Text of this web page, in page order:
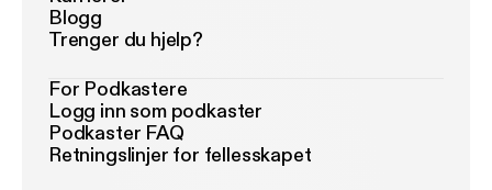
Blogg
Trenger du hjelp?
For Podkastere
Logg inn som podkaster
Podkaster FAQ
Retningslinjer for fellesskapet